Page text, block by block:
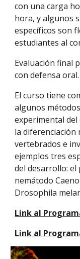
con una carga
hora, y algunos
específicos son
estudiantes al
Evaluación final
con defensa oral.
El curso tiene
algunos
experimental
la diferenciación
vertebrados e
ejemplos tres
del desarrollo: el
nemátodo
Drosophila
Link al
Link al